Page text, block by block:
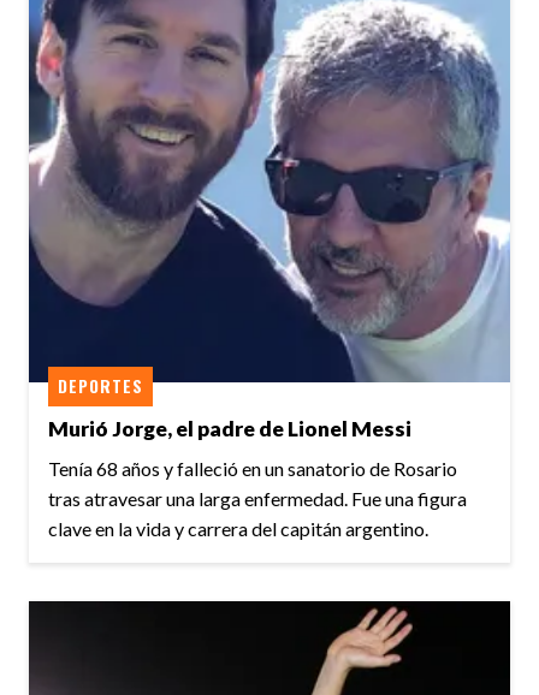
Murió Jorge, el padre de Lionel Messi
DEPORTES
Tenía 68 años y falleció en un sanatorio de Rosario
tras atravesar una larga enfermedad. Fue una figura
clave en la vida y carrera del capitán argentino.